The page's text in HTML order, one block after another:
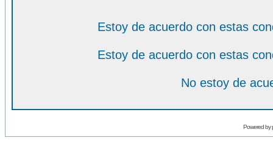
Estoy de acuerdo con estas
Estoy de acuerdo con estas
No estoy de
Powered by